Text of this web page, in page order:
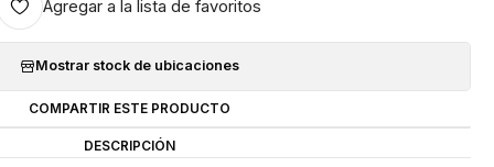
Agregar a la lista de favoritos
Mostrar stock de ubicaciones
COMPARTIR ESTE PRODUCTO
DESCRIPCIÓN